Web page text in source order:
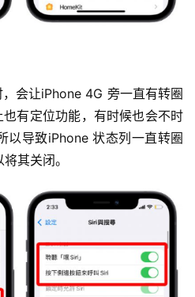
会让iPhone 4G 旁一直有转圈
有定位功能，有时候也会不时
以导致iPhone 状态列一直转圈
其关闭。